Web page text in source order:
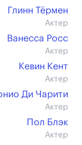
Глинн Тёрмен
Актер
Ванесса Росс
Актер
Кевин Кент
Актер
Ди Чарити
Актер
Пол Блэк
Актер